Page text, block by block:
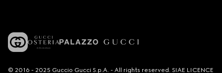
© 2016 - 2025 Guccio Gucci S.p.A. - All rights reserved. SIAE LICENCE